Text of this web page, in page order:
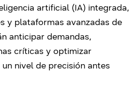
artificial (IA) integrada,
y plataformas avanzadas de
anticipar demandas,
críticas y optimizar
nivel de precisión antes